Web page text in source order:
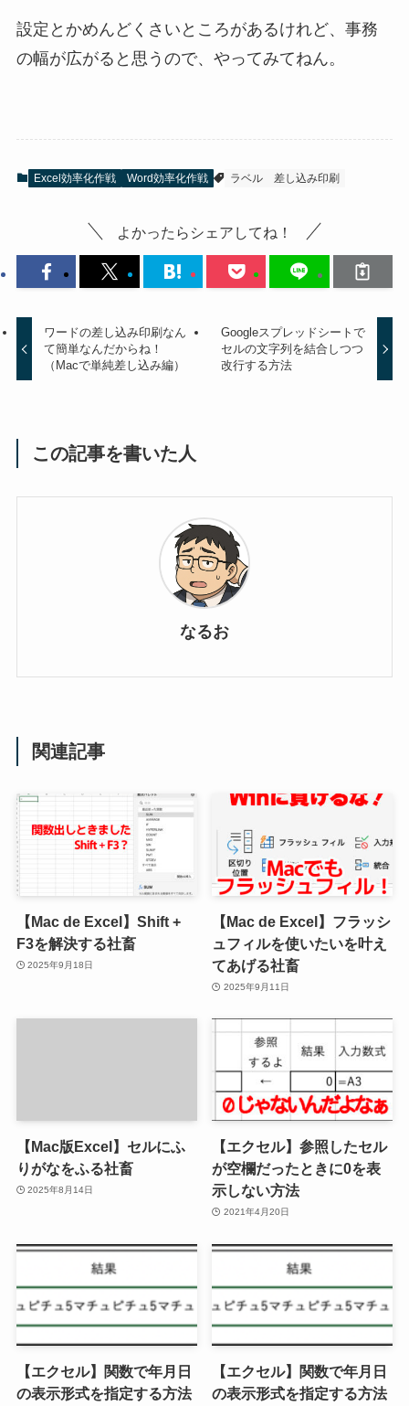
設定とかめんどくさいところがあるけれど、事務
の幅が広がると思うので、やってみてねん。
Excel効率化作戦 Word効率化作戦 ラベル 差し込み印刷
よかったらシェアしてね！
ワードの差し込み印刷なん
て簡単なんだからね！
（Macで単純差し込み編）
Googleスプレッドシートで
セルの文字列を結合しつつ
改行する方法
この記事を書いた人
なるお
関連記事
【Mac de Excel】Shift +
F3を解決する社畜
2025年9月18日
【Mac de Excel】フラッシ
ュフィルを使いたいを叶え
てあげる社畜
2025年9月11日
【Mac版Excel】セルにふ
りがなをふる社畜
2025年8月14日
【エクセル】参照したセル
が空欄だったときに0を表
示しない方法
2021年4月20日
【エクセル】関数で年月日
の表示形式を指定する方法
【エクセル】関数で年月日
の表示形式を指定する方法